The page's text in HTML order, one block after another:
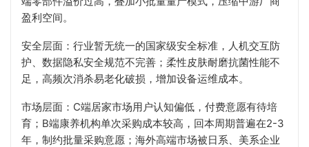
盈利空间。
安全层面：行业暂无统一的国家级安全标准，人机交互防
护、数据隐私安全规范不完善；柔性皮肤耐磨抗菌性能不
足，高频次消杀易老化破损，增加设备运维成本。
市场层面：C端居家市场用户认知偏低，付费意愿有待培
育；B端康养机构单次采购成本较高，回本周期普遍在2-3
年，制约批量采购意愿；海外高端市场被日系、美系企业